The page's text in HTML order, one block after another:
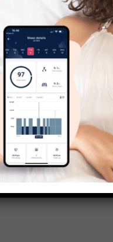
Interpretacja
Podstawy